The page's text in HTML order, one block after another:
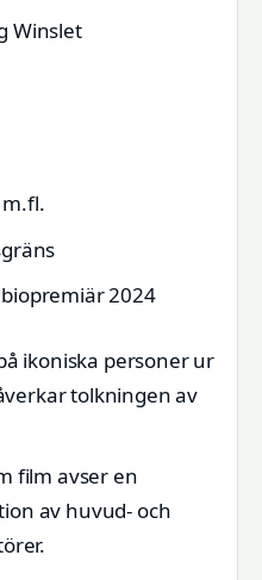
Winslet
2024
ikoniska personer ur
tolkningen av
film avser en
av huvud- och